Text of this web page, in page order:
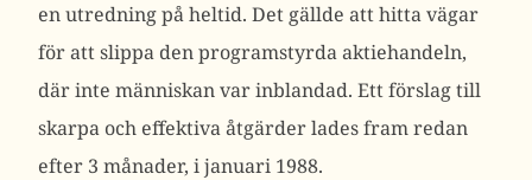
en utredning på heltid. Det gällde att hitta vägar
för att slippa den programstyrda aktiehandeln,
där inte människan var inblandad. Ett förslag till
skarpa och effektiva åtgärder lades fram redan
efter 3 månader, i januari 1988.